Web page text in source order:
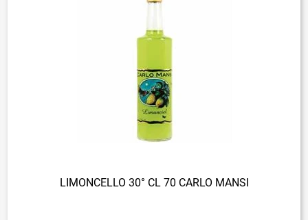
LIMONCELLO 30° CL 70 CARLO MANSI